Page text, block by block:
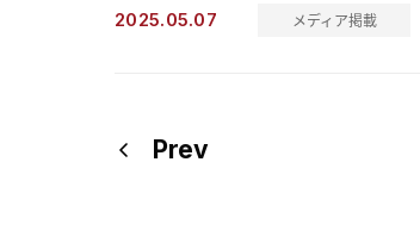
2025.05.07 メディア掲載
Prev